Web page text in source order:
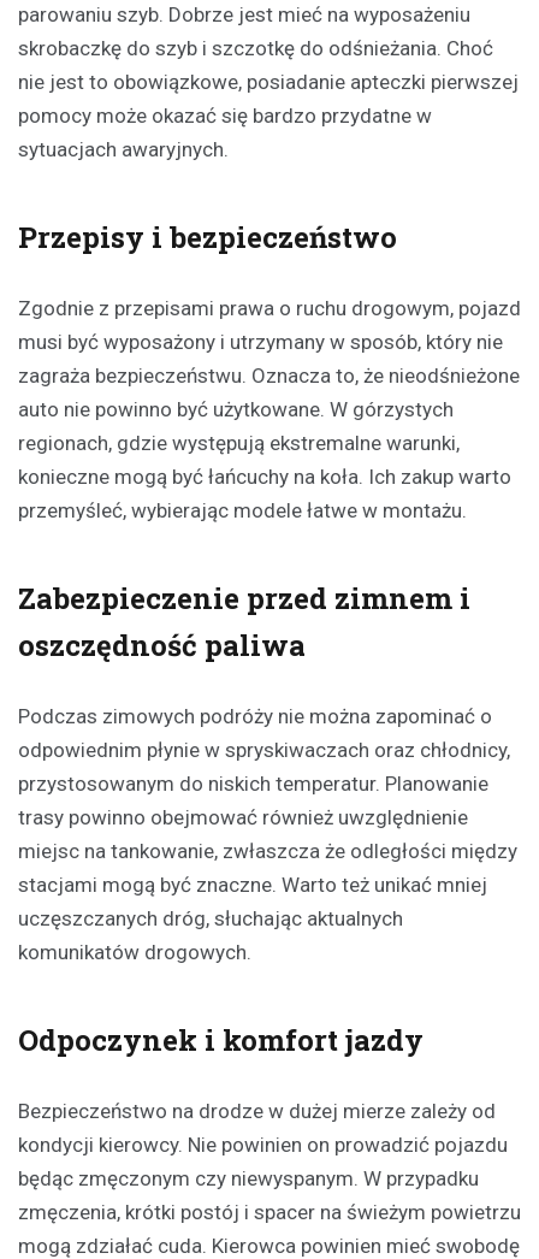
parowaniu szyb. Dobrze jest mieć na wyposażeniu
skrobaczkę do szyb i szczotkę do odśnieżania. Choć
nie jest to obowiązkowe, posiadanie apteczki pierwszej
pomocy może okazać się bardzo przydatne w
sytuacjach awaryjnych.
Przepisy i bezpieczeństwo
Zgodnie z przepisami prawa o ruchu drogowym, pojazd
musi być wyposażony i utrzymany w sposób, który nie
zagraża bezpieczeństwu. Oznacza to, że nieodśnieżone
auto nie powinno być użytkowane. W górzystych
regionach, gdzie występują ekstremalne warunki,
konieczne mogą być łańcuchy na koła. Ich zakup warto
przemyśleć, wybierając modele łatwe w montażu.
Zabezpieczenie przed zimnem i
oszczędność paliwa
Podczas zimowych podróży nie można zapominać o
odpowiednim płynie w spryskiwaczach oraz chłodnicy,
przystosowanym do niskich temperatur. Planowanie
trasy powinno obejmować również uwzględnienie
miejsc na tankowanie, zwłaszcza że odległości między
stacjami mogą być znaczne. Warto też unikać mniej
uczęszczanych dróg, słuchając aktualnych
komunikatów drogowych.
Odpoczynek i komfort jazdy
Bezpieczeństwo na drodze w dużej mierze zależy od
kondycji kierowcy. Nie powinien on prowadzić pojazdu
będąc zmęczonym czy niewyspanym. W przypadku
zmęczenia, krótki postój i spacer na świeżym powietrzu
mogą zdziałać cuda. Kierowca powinien mieć swobodę